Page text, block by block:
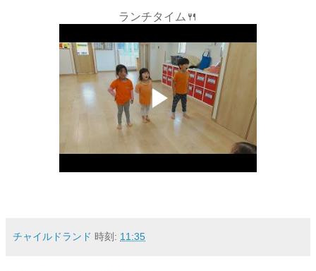
ランチタイム🍴
チャイルドランド 時刻: 11:35